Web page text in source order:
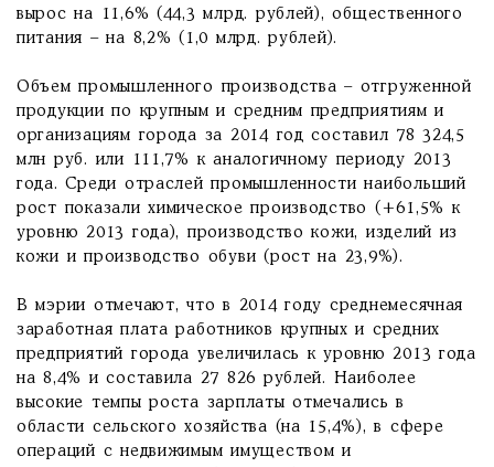
вырос на 11,6% (44,3 млрд. рублей), общественного
питания – на 8,2% (1,0 млрд. рублей).
Объем промышленного производства – отгруженной
продукции по крупным и средним предприятиям и
организациям города за 2014 год составил 78 324,5
млн руб. или 111,7% к аналогичному периоду 2013
года. Среди отраслей промышленности наибольший
рост показали химическое производство (+61,5% к
уровню 2013 года), производство кожи, изделий из
кожи и производство обуви (рост на 23,9%).
В мэрии отмечают, что в 2014 году среднемесячная
заработная плата работников крупных и средних
предприятий города увеличилась к уровню 2013 года
на 8,4% и составила 27 826 рублей. Наиболее
высокие темпы роста зарплаты отмечались в
области сельского хозяйства (на 15,4%), в сфере
операций с недвижимым имуществом и